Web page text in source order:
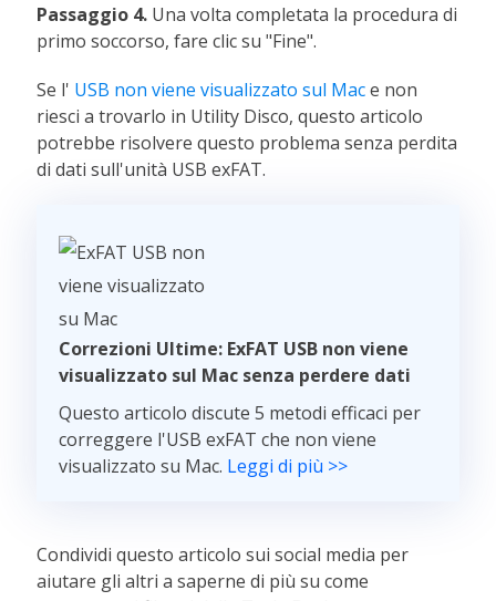
Passaggio 4. Una volta completata la procedura di
primo soccorso, fare clic su "Fine".
Se l' USB non viene visualizzato sul Mace non
riesci a trovarlo in Utility Disco, questo articolo
potrebbe risolvere questo problema senza perdita
di dati sull'unità USB exFAT.
Correzioni Ultime: ExFAT USB non viene
visualizzato sul Mac senza perdere dati
Questo articolo discute 5 metodi efficaci per
correggere l'USB exFAT che non viene
visualizzato su Mac. Leggi di più >>
Condividi questo articolo sui social media per
aiutare gli altri a saperne di più su come